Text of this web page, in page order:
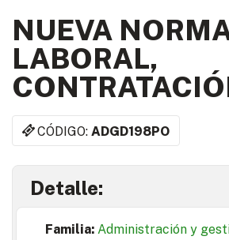
NUEVA
LABORAL,
CÓDIGO:ADGD198PO
Detalle:
Familia: Administración y